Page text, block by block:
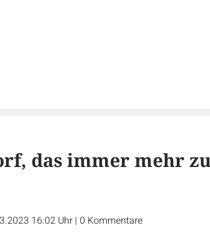
das immer mehr
16:02 Uhr | 0 Kommentare